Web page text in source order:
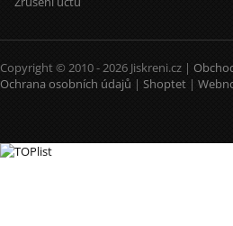
Copyright © 2010 - 2026 Jiskreni.cz |
Ochrana osobních údajů | Shoptet |